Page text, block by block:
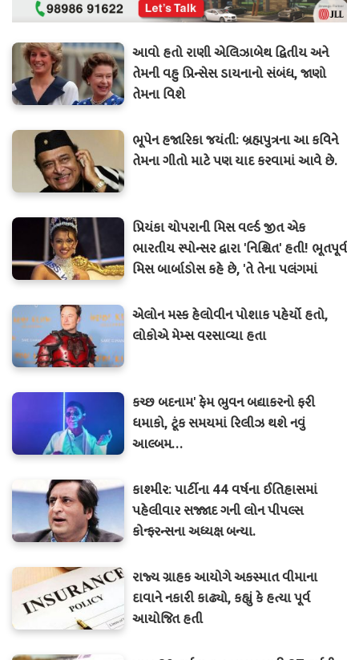
આવો હતો રાણી એલિઝાબેથ દ્વિતીય અને
તેમની વહુ પ્રિન્સેસ ડાયનાનો સંબંધ, જાણો
તેમના વિશે
ભૂપેન હજારિકા જયંતી: બ્રહ્મપુત્રના આ કવિને
તેમના ગીતો માટે પણ યાદ કરવામાં આવે છે.
પ્રિયંકા ચોપરાની મિસ વર્લ્ડ જીત એક
ભારતીય સ્પોન્સર દ્વારા 'નિશ્ચિત' હતી! ભૂતપૂર્વ
મિસ બાર્બાડોસ કહે છે, 'તે તેના પલંગમાં
એલોન મસ્ક હેલોવીન પોશાક પહેર્યો હતો,
લોકોએ મેમ્સ વરસાવ્યા હતા
કચ્છ બદનામ' ફેમ ભુવન બદ્યાકરનો ફરી
ધમાકો, ટૂંક સમયમાં રિલીઝ થશે નવું
આલ્બમ...
કાશ્મીર: પાર્ટીના 44 વર્ષના ઈતિહાસમાં
પહેલીવાર સજ્જાદ ગની લોન પીપલ્સ
કોન્ફરન્સના અધ્યક્ષ બન્યા.
રાજ્ય ગ્રાહક આયોગે અકસ્માત વીમાના
દાવાને નકારી કાઢ્યો, કહ્યું કે હત્યા પૂર્વ
આયોજિત હતી